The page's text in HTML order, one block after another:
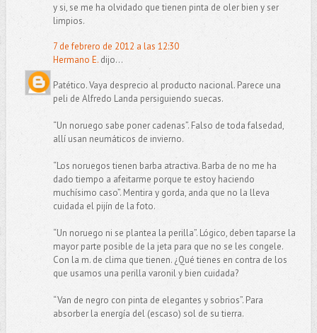
y si, se me ha olvidado que tienen pinta de oler bien y ser
limpios.
7 de febrero de 2012 a las 12:30
Hermano E.dijo...
Patético. Vaya desprecio al producto nacional. Parece una
peli de Alfredo Landa persiguiendo suecas.
“Un noruego sabe poner cadenas”. Falso de toda falsedad,
allí usan neumáticos de invierno.
“Los noruegos tienen barba atractiva. Barba de no me ha
dado tiempo a afeitarme porque te estoy haciendo
muchísimo caso”. Mentira y gorda, anda que no la lleva
cuidada el pijín de la foto.
“Un noruego ni se plantea la perilla”. Lógico, deben taparse la
mayor parte posible de la jeta para que no se les congele.
Con la m. de clima que tienen. ¿Qué tienes en contra de los
que usamos una perilla varonil y bien cuidada?
“Van de negro con pinta de elegantes y sobrios”. Para
absorber la energía del (escaso) sol de su tierra.